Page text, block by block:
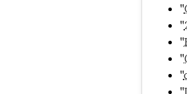
"
"
"
"
"